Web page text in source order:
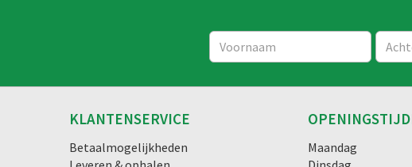
KLANTENSERVICE
Betaalmogelijkheden
Maandag